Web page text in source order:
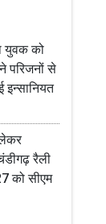
युवक को
परिजनों से
इन्सानियत
रैली
को सीएम